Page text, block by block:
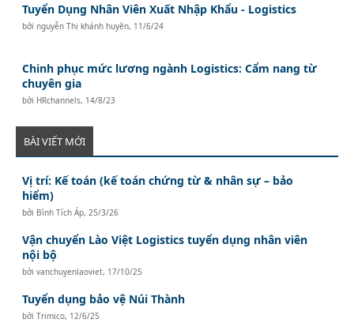
Tuyển Dụng Nhân Viên Xuất Nhập Khẩu - Logistics
bởinguyễn Thị khánh huyền, 11/6/24
Chinh phục mức lương ngành Logistics: Cẩm nang từ
chuyên gia
bởi HRchannels, 14/8/23
BÀI VIẾT MỚI
Vị trí: Kế toán (kế toán chứng từ & nhân sự – bảo
hiểm)
bởi Bình Tích Áp, 25/3/26
Vận chuyển Lào Việt Logistics tuyển dụng nhân viên
nội bộ
bởivanchuyenlaoviet, 17/10/25
Tuyển dụng bảo vệ Núi Thành
bởiTrimico, 12/6/25